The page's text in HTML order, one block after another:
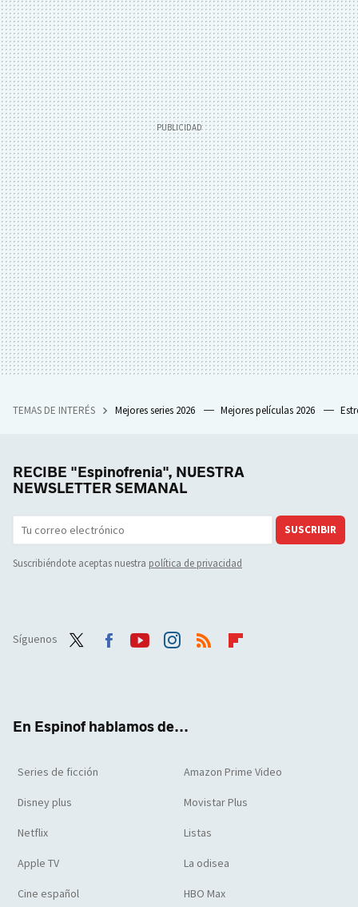
TEMAS DE INTERÉS Mejores series 2026 Mejores películas 2026
RECIBE "Espinofrenia", NUESTRA
NEWSLETTER SEMANAL
SUSCRIBIR
Suscribiéndote aceptas nuestra política de privacidad
Síguenos
En Espinof hablamos de...
Series de ficción Amazon Prime Video
Disney plus Movistar Plus
Netflix Listas
Apple TV La odisea
Cine español HBO Max